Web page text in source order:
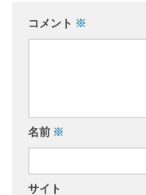
コメント ※
名前 ※
サイト